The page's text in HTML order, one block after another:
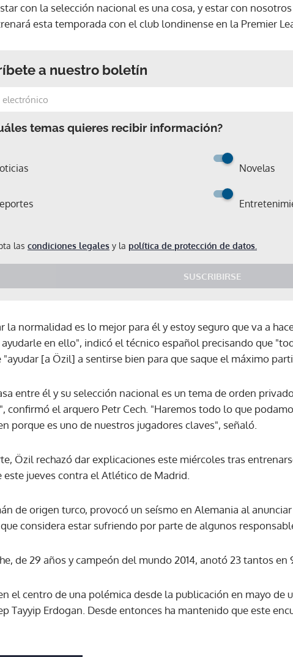
con la selección nacional es una cosa, y estar con
esta temporada con el club londinense en la Premier
a nuestro boletín
temas quieres recibir información?
Novelas
las condiciones legales y la política de protección de datos.
SUSCRIBIRSE
Gracias por suscribirte a nuestro
la normalidad es lo mejor para él y estoy seguro que va a
ayudarle en ello", indicó el técnico español precisando que
"ayudar [a Özil] a sentirse bien para que saque el máximo
entre él y su selección nacional es un tema de orden
confirmó el arquero Petr Cech. "Haremos todo lo que
porque es uno de nuestros jugadores claves", señaló.
Özil rechazó dar explicaciones este miércoles tras
este jueves contra el Atlético de Madrid.
de origen turco, provocó un seísmo en Alemania al
considera estar sufriendo por parte de algunos
de 29 años y campeón del mundo 2014, anotó 23 tantos
el centro de una polémica desde la publicación en mayo de
Tayyip Erdogan. Desde entonces ha mantenido que este